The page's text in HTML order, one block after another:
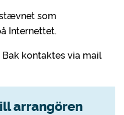
som
Internettet.
kontaktes via mail
arrangören